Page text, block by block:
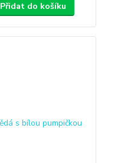
Přidat do košíku